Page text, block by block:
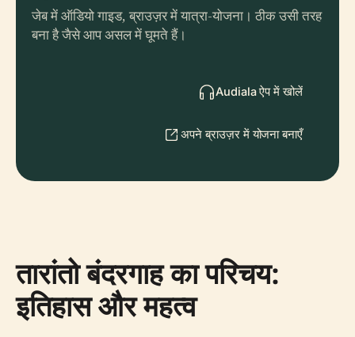
जेब में ऑडियो गाइड, ब्राउज़र में यात्रा-योजना। ठीक उसी तरह
बना है जैसे आप असल में घूमते हैं।
Audiala ऐप में खोलें
अपने ब्राउज़र में योजना बनाएँ
तारांतो बंदरगाह का परिचय:
इतिहास और महत्व